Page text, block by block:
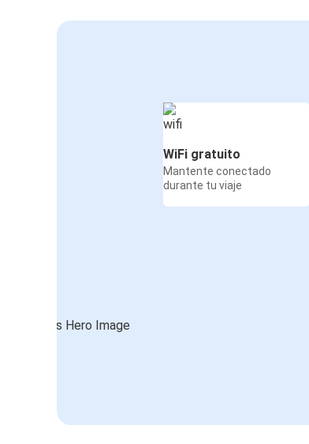
WiFi gratuito
Mantente conectado
durante tu viaje